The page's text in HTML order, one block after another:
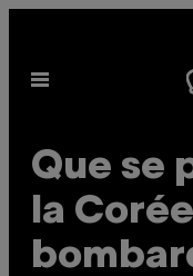
content
Open
Que se
la